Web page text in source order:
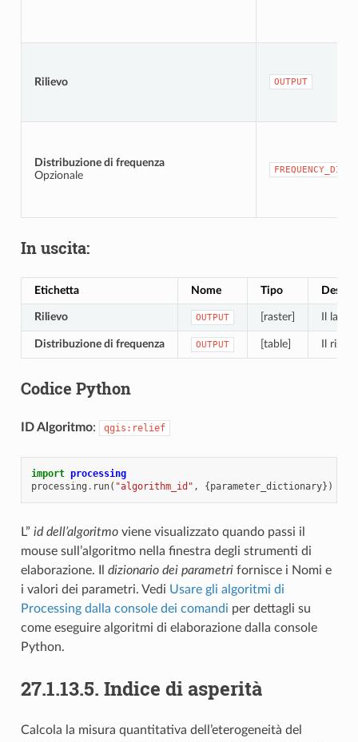
Rilievo OUTPUT
Distribuzione di frequenza
Opzionale
In uscita:
Etichetta Nome Tipo
Rilievo OUTPUT [raster] Il
Distribuzione di frequenza OUTPUT [table] Il
Codice Python
ID Algoritmo: qgis:relief
import processing
processing . run( "algorithm_id" , { parameter_dictionary})
L” id dell’algoritmoviene visualizzato quando passi il
mouse sull’algoritmo nella finestra degli strumenti di
elaborazione. Il dizionario dei parametrifornisce i Nomi e
i valori dei parametri. Vedi Usare gli algoritmi di
Processing dalla console dei comandi per dettagli su
come eseguire algoritmi di elaborazione dalla console
Python.
27.1.13.5. Indice di asperità
Calcola la misura quantitativa dell’eterogeneità del